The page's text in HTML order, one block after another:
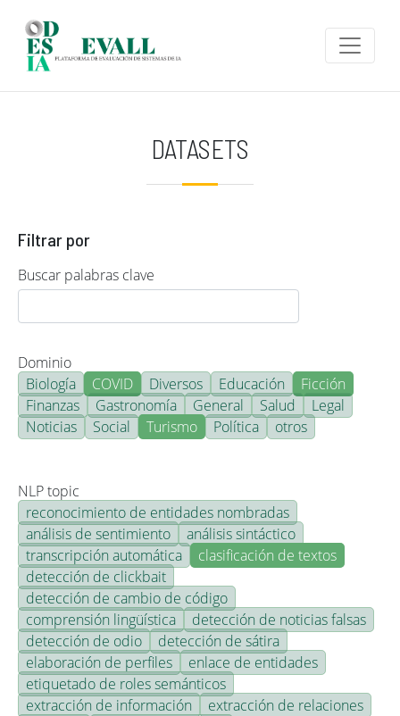
DATASETS
Filtrar por
Buscar palabras clave
Dominio
Biología
COVID Diversos Educación
Ficción
Finanzas
Gastronomía General Salud
Legal
Noticias
Social Turismo Política otros
NLP topic
reconocimiento de entidades nombradas
análisis de sentimiento
análisis sintáctico
transcripción automática
clasificación de textos
detección de clickbait
detección de cambio de código
comprensión lingüística
detección de noticias falsas
detección de odio
detección de sátira
elaboración de perfiles
enlace de entidades
etiquetado de roles semánticos
extracción de información
extracción de relaciones